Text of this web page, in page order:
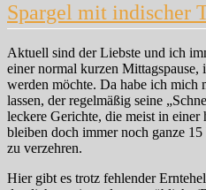
Spargel mit indischer
Aktuell sind der Liebste und ich
einer normal kurzen Mittagspause,
werden möchte. Da habe ich mich
lassen, der regelmäßig seine
leckere Gerichte, die meist in
bleiben doch immer noch ganze
zu verzehren.
Hier gibt es trotz fehlender